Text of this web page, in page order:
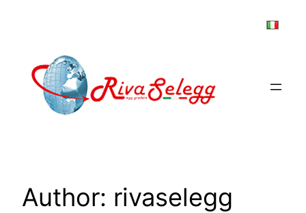
Author: rivaselegg